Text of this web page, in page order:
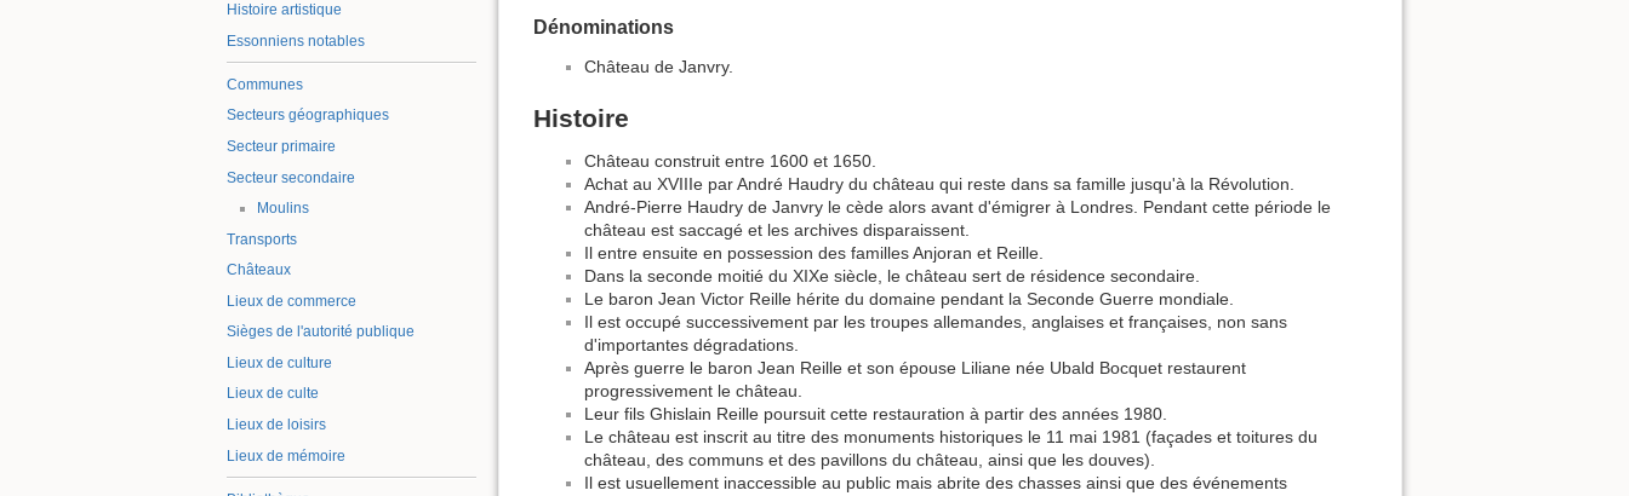
Histoire artistique
Essonniens notables
Communes
Secteurs géographiques
Secteur primaire
Secteur secondaire
Moulins
Transports
Châteaux
Lieux de commerce
Sièges de l'autorité publique
Lieux de culture
Lieux de culte
Lieux de loisirs
Lieux de mémoire
Dénominations
Château de Janvry.
Histoire
Château construit entre 1600 et 1650.
Achat au XVIIIe par André Haudry du château qui reste dans sa famille jusqu'à la Révolution.
André-Pierre Haudry de Janvry le cède alors avant d'émigrer à Londres. Pendant cette période le
château est saccagé et les archives disparaissent.
Il entre ensuite en possession des familles Anjoran et Reille.
Dans la seconde moitié du XIXe siècle, le château sert de résidence secondaire.
Le baron Jean Victor Reille hérite du domaine pendant la Seconde Guerre mondiale.
Il est occupé successivement par les troupes allemandes, anglaises et françaises, non sans
d'importantes dégradations.
Après guerre le baron Jean Reille et son épouse Liliane née Ubald Bocquet restaurent
progressivement le château.
Leur fils Ghislain Reille poursuit cette restauration à partir des années 1980.
Le château est inscrit au titre des monuments historiques le 11 mai 1981 (façades et toitures du
château, des communs et des pavillons du château, ainsi que les douves).
Il est usuellement inaccessible au public mais abrite des chasses ainsi que des événements